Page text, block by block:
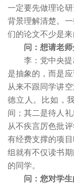
一定要先做理论
背景理解清楚。
们的论文不少是来
问：想请老
李：党中央
是抽象的，而是
从来不跟同学讲
德立人。比如，
间；其二是待人
从不疾言厉色批
有经费支撑的项
组就有不仅读书
的同学。
问：您对学